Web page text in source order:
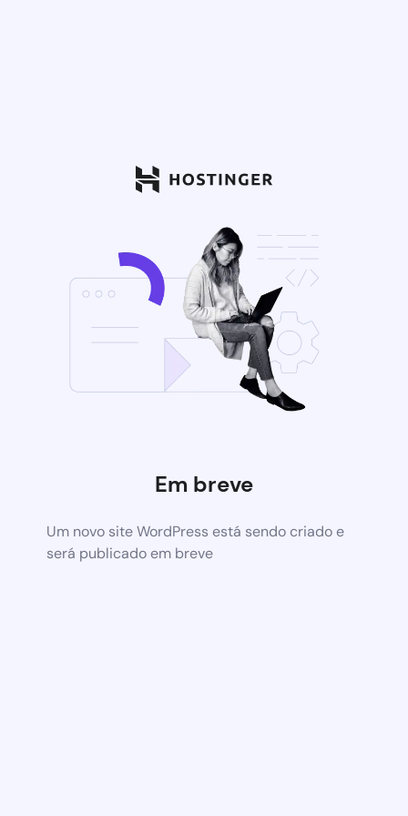
Em breve
Um novo site WordPress está sendo criado e
será publicado em breve